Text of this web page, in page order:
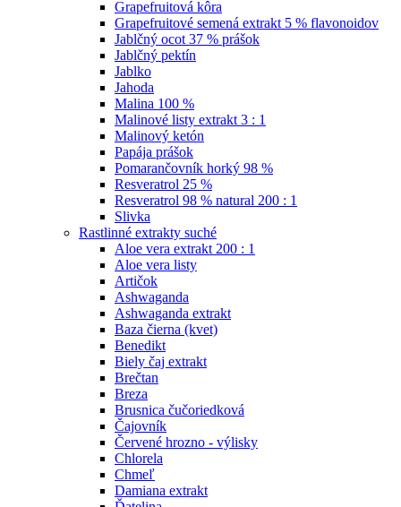
Grapefruitová kôra
Grapefruitové semená extrakt 5 % flavonoidov
Jablčný ocot 37 % prášok
Jablčný pektín
Jablko
Jahoda
Malina 100 %
Malinové listy extrakt 3 : 1
Malinový ketón
Papája prášok
Pomarančovník horký 98 %
Resveratrol 25 %
Resveratrol 98 % natural 200 : 1
Slivka
Rastlinné extrakty suché
Aloe vera extrakt 200 : 1
Aloe vera listy
Artičok
Ashwaganda
Ashwaganda extrakt
Baza čierna (kvet)
Benedikt
Biely čaj extrakt
Brečtan
Breza
Brusnica čučoriedková
Čajovník
Červené hrozno - výlisky
Chlorela
Chmeľ
Damiana extrakt